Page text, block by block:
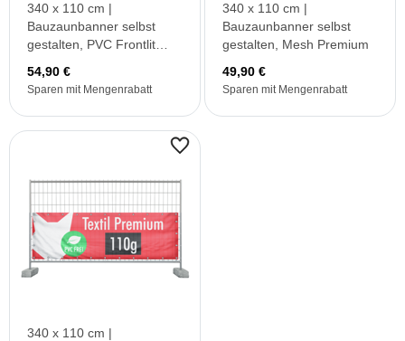
340 x 110 cm |
Bauzaunbanner selbst
gestalten, PVC Frontlit
54,90 €
Sparen mit Mengenrabatt
340 x 110 cm |
Bauzaunbanner selbst
gestalten, Mesh Premium
49,90 €
Sparen mit Mengenrabatt
340 x 110 cm |